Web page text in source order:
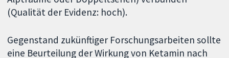
(Qualität der Evidenz: hoch).
Gegenstand zukünftiger Forschungsarbeiten sollte
eine Beurteilung der Wirkung von Ketamin nach